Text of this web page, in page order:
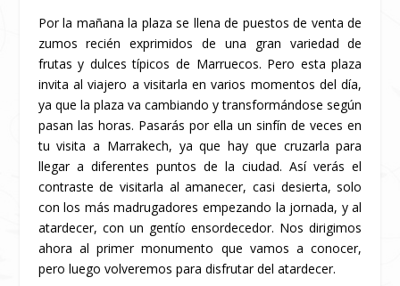
Por la mañana la plaza se llena de puestos de venta de
zumos recién exprimidos de una gran variedad de
frutas y dulces típicos de Marruecos. Pero esta plaza
invita al viajero a visitarla en varios momentos del día,
ya que la plaza va cambiando y transformándose según
pasan las horas. Pasarás por ella un sinfín de veces en
tu visita a Marrakech, ya que hay que cruzarla para
llegar a diferentes puntos de la ciudad. Así verás el
contraste de visitarla al amanecer, casi desierta, solo
con los más madrugadores empezando la jornada, y al
atardecer, con un gentío ensordecedor. Nos dirigimos
ahora al primer monumento que vamos a conocer,
pero luego volveremos para disfrutar del atardecer.